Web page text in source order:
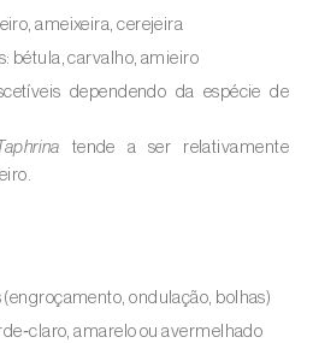
ameixeira, cerejeira
bétula, carvalho, amieiro
dependendo da espécie de
Taphrina tende a ser relativamente
ondulação, bolhas)
amarelo ou avermelhado